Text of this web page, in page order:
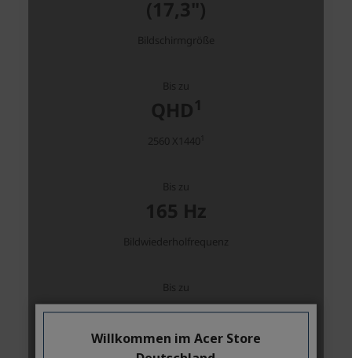
Willkommen im Acer Store